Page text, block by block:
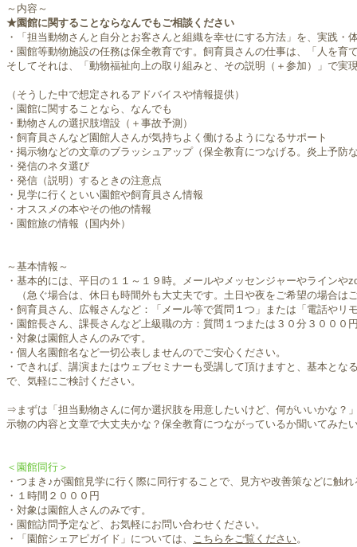
～内容～
★園館に関することならなんでもご相談ください
・「担当動物さんと自分とお客さんと組織を幸せにする方法」を、実践・
・園館等動物施設の任務は保全教育です。飼育員さんの仕事は、「人を
そしてそれは、「動物福祉向上の取り組みと、その説明（＋参加）」で実
（そうした中で想定されるアドバイスや情報提供）
・園館に関することなら、なんでも
・動物さんの選択肢増設（＋事故予測）
・飼育員さんなど園館人さんが気持ちよく働けるようになるサポート
・掲示物などの文章のブラッシュアップ（保全教育につなげる。炎上予防
・発信のネタ選び
・発信（説明）するときの注意点
・見学に行くといい園館や飼育員さん情報
・オススメの本やその他の情報
・園館旅の情報（国内外）​
～基本情報～
・基本的には、平日の１１～１９時。メールやメッセンジャーやラインや
（急ぐ場合は、休日も時間外も大丈夫です。土日や夜をご希望の場合は
・飼育員さん、広報さんなど：「メール等で質問１つ」または「電話やリ
・園館長さん、課長さんなど上級職の方：質問１つまたは３０分３０００
・対象は園館人さんのみです。
・個人名園館名など一切公表しませんのでご安心ください。
・できれば、講演またはウェブセミナーも受講して頂けますと、基本と
で、気軽にご検討ください。
⇒まずは「担当動物さんに何か選択肢を用意したいけど、何がいいかな？
示物の内容と文章で大丈夫かな？保全教育につながっているか聞いてみ
＜園館同行＞
・つまき♪が園館見学に行く際に同行することで、見方や改善策などに触
・１時間２０００円
・対象は園館人さんのみです。
・園館訪問予定など、お気軽にお問い合わせください。
​・「園館シェアピガイド」については、 こちらをご覧ください。